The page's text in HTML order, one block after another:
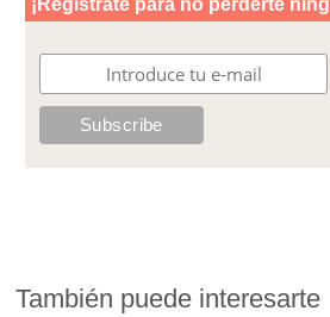
También puede interesarte